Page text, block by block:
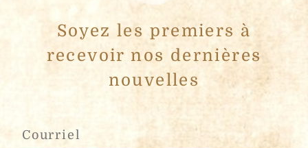
Soyez les premiers à
recevoir nos dernières
nouvelles